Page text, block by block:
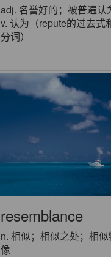
adj. 名誉好的；被普遍
v. 认为（repute的过去式
分词）
resemblance
n. 相似；相似之处；相似
像